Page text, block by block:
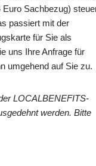
Sachbezug)
passiert mit der
für Sie als
uns Ihre Anfrage für
umgehend auf Sie zu.
LOCALBENEFITS-
werden. Bitte